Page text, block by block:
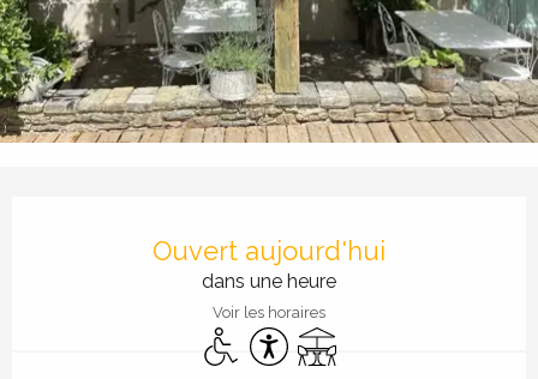
Ouvert aujourd'hui
dans une heure
Voir les horaires
Accès handicapés
Accessibilité
Terrasse